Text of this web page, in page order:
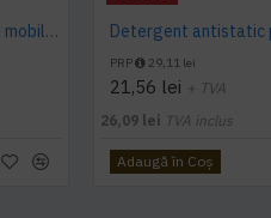
Detergent antistatic pentru mobila, AQAS, 750 ml
PRP 29,11 lei
21,56 lei + TVA
26,09 lei TVA inclus
Adaugă în Coş